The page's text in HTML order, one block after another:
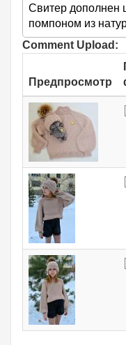
Свитер дополнен
помпоном из
Comment Upload:
Предпросмотр